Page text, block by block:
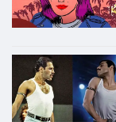
07/LOGO-